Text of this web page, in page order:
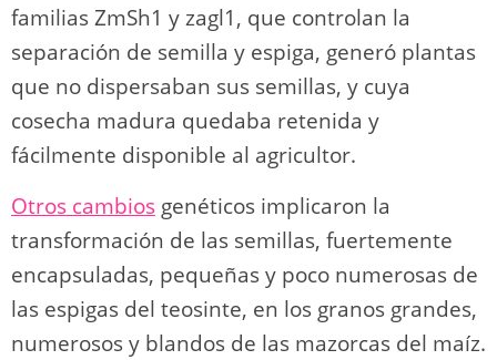
familias ZmSh1 y zagl1, que controlan la
separación de semilla y espiga, generó plantas
que no dispersaban sus semillas, y cuya
cosecha madura quedaba retenida y
fácilmente disponible al agricultor.
Otros cambios genéticos implicaron la
transformación de las semillas, fuertemente
encapsuladas, pequeñas y poco numerosas de
las espigas del teosinte, en los granos grandes,
numerosos y blandos de las mazorcas del maíz.